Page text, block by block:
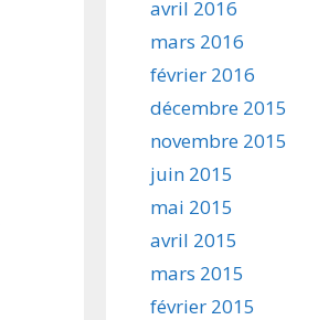
avril 2016
mars 2016
février 2016
décembre 2015
novembre 2015
juin 2015
mai 2015
avril 2015
mars 2015
février 2015